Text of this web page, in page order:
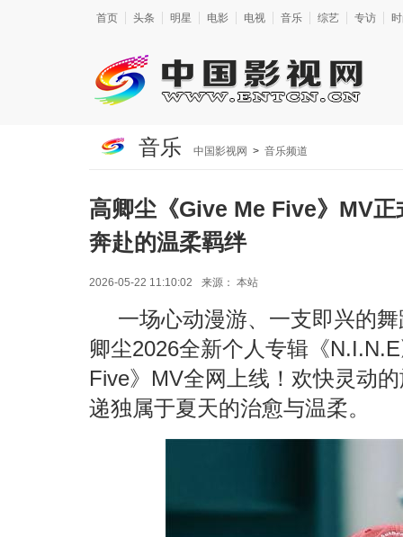
首页 头条 明星 电影 电视 音乐 综艺 专访
音乐 中国影视网 > 音乐频道
高卿尘《Give Me Five》MV
奔赴的温柔羁绊
2026-05-22 11:10:02 来源： 本站
一场心动漫游、一支即兴的
卿尘2026全新个人专辑《
Five》MV全网上线！欢快灵动
递独属于夏天的治愈与温柔。